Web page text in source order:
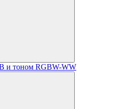
и тоном RGBW-WW